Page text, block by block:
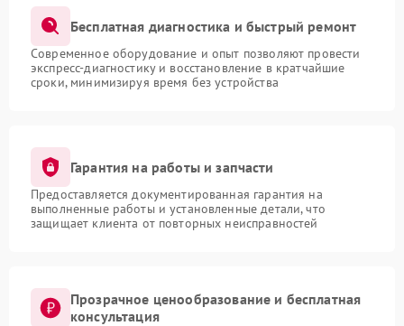
Бесплатная диагностика и быстрый ремонт
Современное оборудование и опыт позволяют провести
экспресс-диагностику и восстановление в кратчайшие
сроки, минимизируя время без устройства
Гарантия на работы и запчасти
Предоставляется документированная гарантия на
выполненные работы и установленные детали, что
защищает клиента от повторных неисправностей
Прозрачное ценообразование и бесплатная
консультация